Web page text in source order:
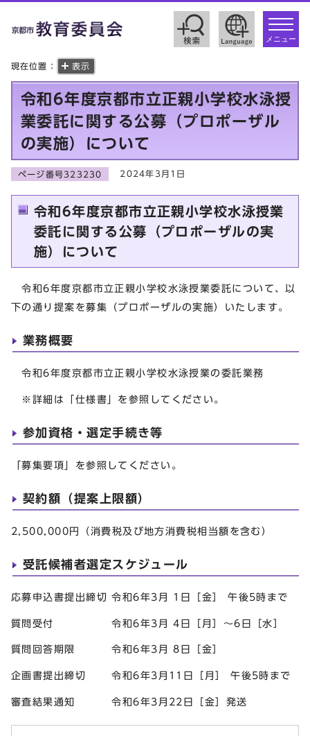
toggle
メニュー
現在位置： 表示
令和6年度京都市立正親小学校水泳授
業委託に関する公募（プロポーザル
の実施）について
ページ番号323230 2024年3月1日
令和6年度京都市立正親小学校水泳授業
委託に関する公募（プロポーザルの実
施）について
令和6年度京都市立正親小学校水泳授業委託について、以
下の通り提案を募集（プロポーザルの実施）いたします。
業務概要
令和6年度京都市立正親小学校水泳授業の委託業務
※詳細は「仕様書」を参照してください。
参加資格・選定手続き等
「募集要項」を参照してください。
契約額（提案上限額）
2,500,000円（消費税及び地方消費税相当額を含む）
受託候補者選定スケジュール
応募申込書提出締切 令和6年3月 1日［金］ 午後5時まで
質問受付 令和6年3月 4日［月］～6日［水］
質問回答期限 令和6年3月 8日［金］
企画書提出締切 令和6年3月11日［月］ 午後5時まで
審査結果通知 令和6年3月22日［金］発送